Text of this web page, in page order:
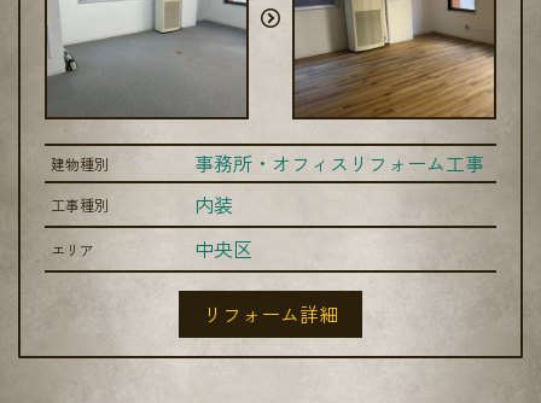
建物種別 事務所・オフィスリフォーム工事
工事種別 内装
エリア 中央区
リフォーム詳細